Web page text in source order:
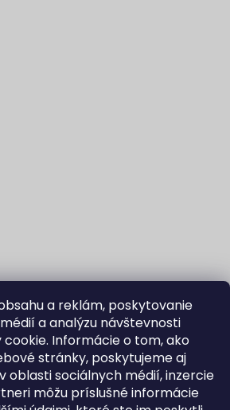
a reklám, poskytovanie
a analýzu návštevnosti
Informácie o tom, ako
stránky, poskytujeme aj
oblasti sociálnych médií, inzercie
môžu príslušné informácie
Sledovať na Instagrame